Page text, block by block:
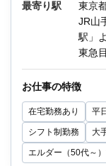
・ア
レー
・
・各
基本
時間
オペ
最寄り駅
東京
JR山
駅」
東急
お仕事の特徴
在宅勤務あり 平
シフト制勤務 大
エルダー（50代～